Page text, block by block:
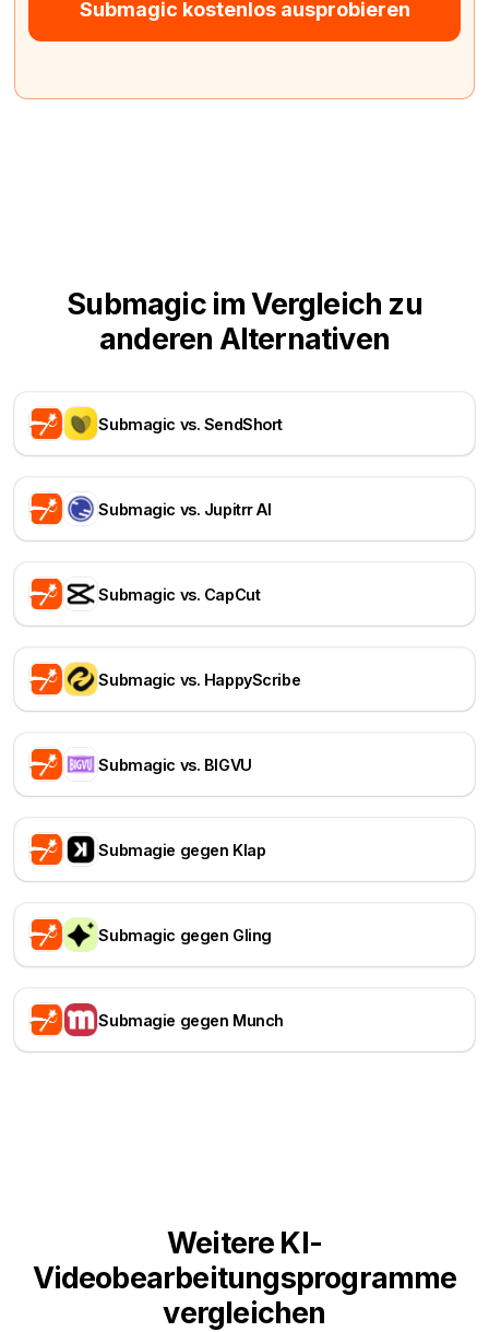
Submagic kostenlos ausprobieren
Submagic im Vergleich zu
anderen Alternativen
Submagic vs. SendShort
Submagic vs. Jupitrr AI
Submagic vs. CapCut
Submagic vs. HappyScribe
Submagic vs. BIGVU
Submagie gegen Klap
Submagic gegen Gling
Submagie gegen Munch
Weitere KI-
Videobearbeitungsprogramme
vergleichen